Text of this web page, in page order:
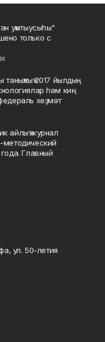
уҡытыусыһы"
только с
2017 йылдың
һәм киң
хеҙмәт
айлыҡ журнал
методический
Главный
ул. 50-летия